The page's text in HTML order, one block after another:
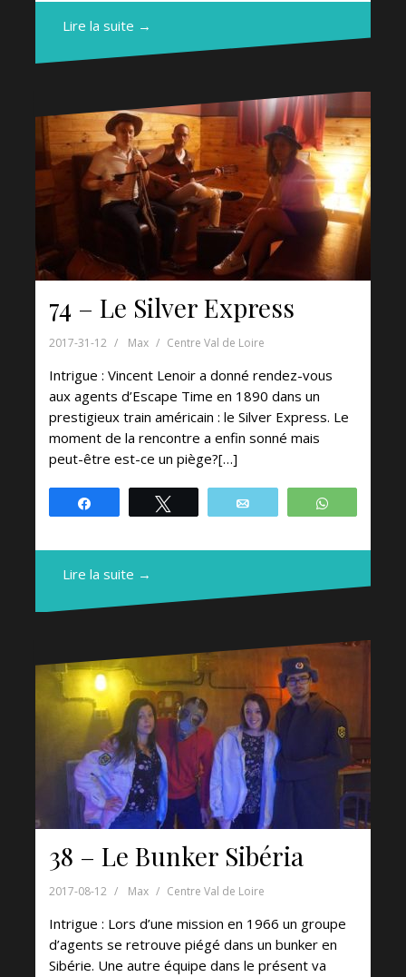
Lire la suite →
74 – Le Silver Express
2017-31-12 Max Centre Val de Loire
Intrigue : Vincent Lenoir a donné rendez-vous
aux agents d’Escape Time en 1890 dans un
prestigieux train américain : le Silver Express. Le
moment de la rencontre a enfin sonné mais
peut-être est-ce un piège?[…]
Lire la suite →
38 – Le Bunker Sibéria
2017-08-12 Max Centre Val de Loire
Intrigue : Lors d’une mission en 1966 un groupe
d’agents se retrouve piégé dans un bunker en
Sibérie. Une autre équipe dans le présent va